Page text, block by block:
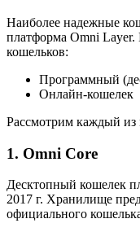
Наиболее надежные
платформа Omni Layer.
кошельков:
Программный
Онлайн-кошелек
Рассмотрим каждый из
1. Omni Core
Десктопный кошелек
2017 г. Хранилище
официального